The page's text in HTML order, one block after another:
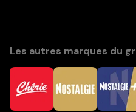
Les autres marques du